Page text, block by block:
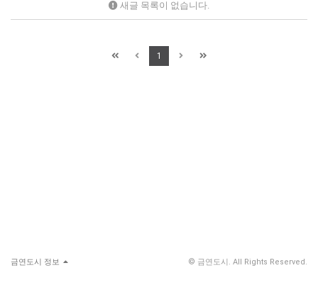
새글 목록이 없습니다.
1
금연도시 정보 © 금연도시. All Rights Reserved.